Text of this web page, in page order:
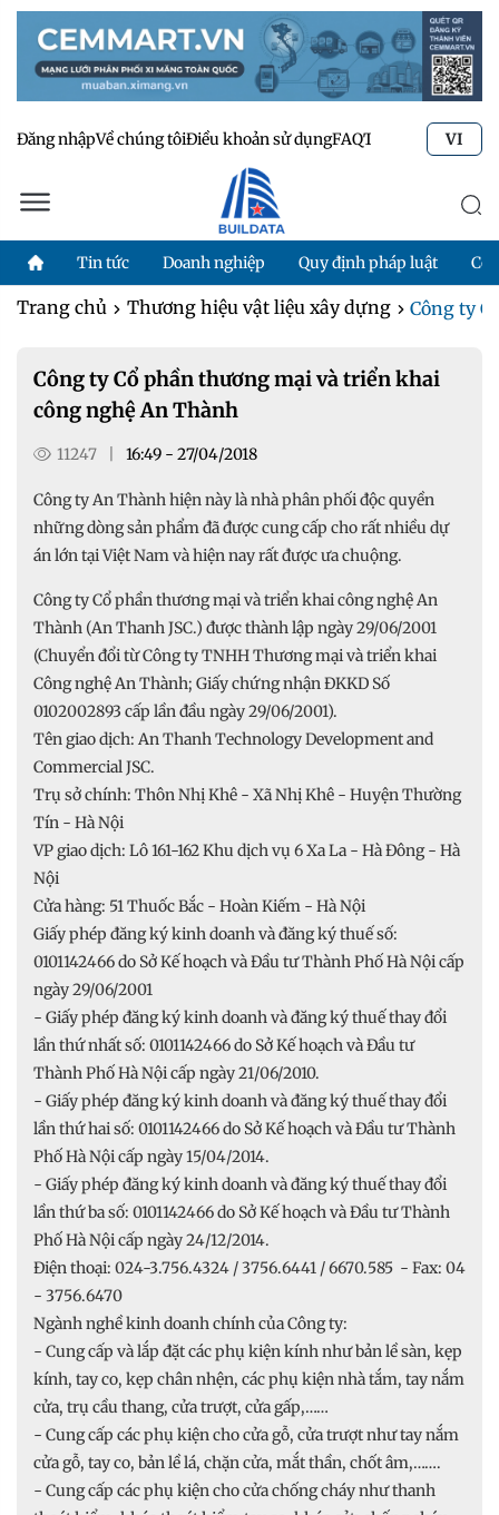
Đăng nhậpVề chúng tôiĐiều khoản sử dụngFAQTư vấn kỹ thuật
VI
Tin tức Doanh nghiệp Quy định pháp luật
Trang chủ Thương hiệu vật liệu xây dựng Công ty
Công ty Cổ phần thương mại và triển khai
công nghệ An Thành
11247 16:49 - 27/04/2018
Công ty An Thành hiện này là nhà phân phối độc quyền
những dòng sản phẩm đã được cung cấp cho rất nhiều dự
án lớn tại Việt Nam và hiện nay rất được ưa chuộng.
Công ty Cổ phần thương mại và triển khai công nghệ An
Thành (An Thanh JSC.) được thành lập ngày 29/06/2001
(Chuyển đổi từ Công ty TNHH Thương mại và triển khai
Công nghệ An Thành; Giấy chứng nhận ĐKKD Số
0102002893 cấp lần đầu ngày 29/06/2001).
Tên giao dịch: An Thanh Technology Development and
Commercial JSC.
Trụ sở chính: Thôn Nhị Khê - Xã Nhị Khê - Huyện Thường
Tín - Hà Nội
VP giao dịch: Lô 161-162 Khu dịch vụ 6 Xa La - Hà Đông - Hà
Nội
Cửa hàng: 51 Thuốc Bắc - Hoàn Kiếm - Hà Nội
Giấy phép đăng ký kinh doanh và đăng ký thuế số:
0101142466 do Sở Kế hoạch và Đầu tư Thành Phố Hà Nội cấp
ngày 29/06/2001
- Giấy phép đăng ký kinh doanh và đăng ký thuế thay đổi
lần thứ nhất số: 0101142466 do Sở Kế hoạch và Đầu tư
Thành Phố Hà Nội cấp ngày 21/06/2010.
- Giấy phép đăng ký kinh doanh và đăng ký thuế thay đổi
lần thứ hai số: 0101142466 do Sở Kế hoạch và Đầu tư Thành
Phố Hà Nội cấp ngày 15/04/2014.
- Giấy phép đăng ký kinh doanh và đăng ký thuế thay đổi
lần thứ ba số: 0101142466 do Sở Kế hoạch và Đầu tư Thành
Phố Hà Nội cấp ngày 24/12/2014.
Điện thoại: 024-3.756.4324 / 3756.6441 / 6670.585 - Fax: 04
- 3756.6470
Ngành nghề kinh doanh chính của Công ty:
- Cung cấp và lắp đặt các phụ kiện kính như bản lề sàn, kẹp
kính, tay co, kẹp chân nhện, các phụ kiện nhà tắm, tay nắm
cửa, trụ cầu thang, cửa trượt, cửa gấp,……
- Cung cấp các phụ kiện cho cửa gỗ, cửa trượt như tay nắm
cửa gỗ, tay co, bản lề lá, chặn cửa, mắt thần, chốt âm,…….
- Cung cấp các phụ kiện cho cửa chống cháy như thanh